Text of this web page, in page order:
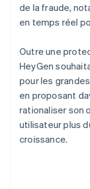
de la fraude,
en temps réel
Outre une
HeyGen
pour les
en proposant
rationaliser son
utilisateur plus
croissance.